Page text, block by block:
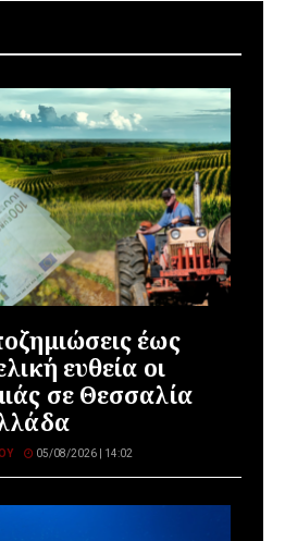
έως
ευθεία οι
σε Θεσσαλία
05/08/2026 | 14:02